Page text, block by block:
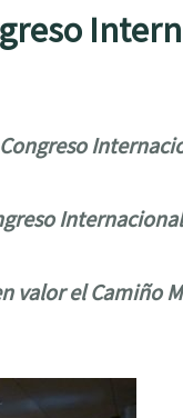
valor el Camiño